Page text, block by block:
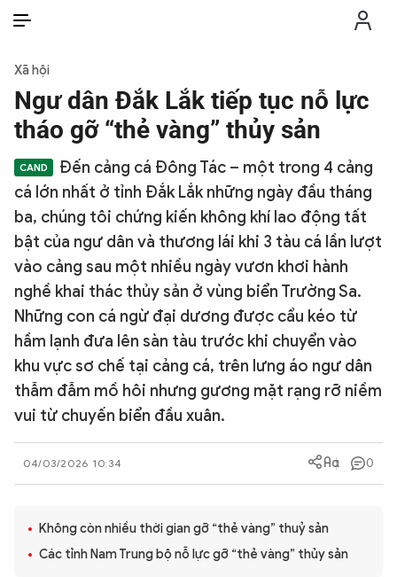
THỜI SỰ
CHỐNG DIỄN BIẾN HÒA BÌNH
CÔNG AN TRONG LÒNG DÂN
XÃ HỘI
PHÁP LUẬT
CÔNG NGHỆ
QUỐC TẾ
BẠN ĐỌC & CAND
Xã hội
Ngư dân Đắk Lắk tiếp tục nỗ lực
tháo gỡ “thẻ vàng” thủy sản
Đến cảng cá Đông Tác – một trong 4 cảng
cá lớn nhất ở tỉnh Đắk Lắk những ngày đầu tháng
ba, chúng tôi chứng kiến không khí lao động tất
bật của ngư dân và thương lái khi 3 tàu cá lần lượt
vào cảng sau một nhiều ngày vươn khơi hành
nghề khai thác thủy sản ở vùng biển Trường Sa.
Những con cá ngừ đại dương được cẩu kéo từ
hầm lạnh đưa lên sàn tàu trước khi chuyển vào
khu vực sơ chế tại cảng cá, trên lưng áo ngư dân
thẫm đẫm mồ hôi nhưng gương mặt rạng rỡ niềm
vui từ chuyến biển đầu xuân.
04/03/2026 10:34 0
Không còn nhiều thời gian gỡ “thẻ vàng” thuỷ sản
Các tỉnh Nam Trung bộ nỗ lực gỡ “thẻ vàng” thủy sản